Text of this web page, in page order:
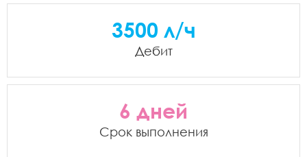
3500 л/ч
Дебит
6 дней
Срок выполнения